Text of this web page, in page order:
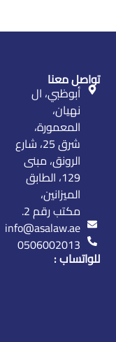
تواصل معنا
أبوظبي، ال
نهيان،
المعمورة،
شرق 25، شارع
الرونق، مبنى
129، الطابق
الميزانين،
مكتب رقم 2.
info@asalaw.ae
0506002013
للواتساب :